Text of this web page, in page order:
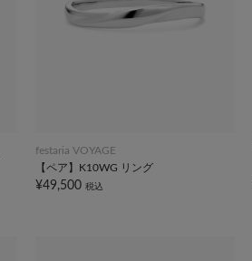
festaria VOYAGE
【ペア】K10WG リング
¥49,500 税込